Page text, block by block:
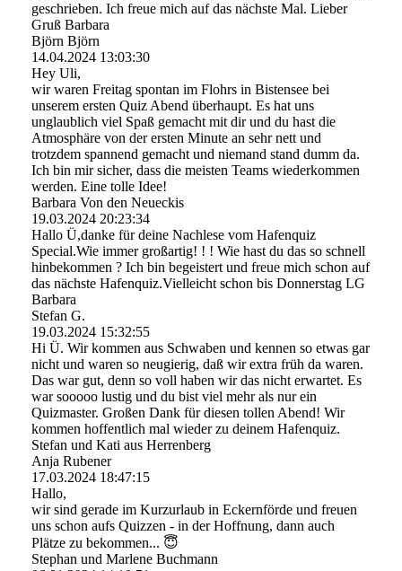
geschrieben. Ich freue mich auf das nächste Mal. Lieber
Gruß Barbara
Björn Björn
14.04.2024 13:03:30
Hey Uli,
wir waren Freitag spontan im Flohrs in Bistensee bei
unserem ersten Quiz Abend überhaupt. Es hat uns
unglaublich viel Spaß gemacht mit dir und du hast die
Atmosphäre von der ersten Minute an sehr nett und
trotzdem spannend gemacht und niemand stand dumm da.
Ich bin mir sicher, dass die meisten Teams wiederkommen
werden. Eine tolle Idee!
Barbara Von den Neueckis
19.03.2024 20:23:34
Hallo Ü,danke für deine Nachlese vom Hafenquiz
Special.Wie immer großartig! ! ! Wie hast du das so schnell
hinbekommen ? Ich bin begeistert und freue mich schon auf
das nächste Hafenquiz.Vielleicht schon bis Donnerstag LG
Barbara
Stefan G.
19.03.2024 15:32:55
Hi Ü. Wir kommen aus Schwaben und kennen so etwas gar
nicht und waren so neugierig, daß wir extra früh da waren.
Das war gut, denn so voll haben wir das nicht erwartet. Es
war sooooo lustig und du bist viel mehr als nur ein
Quizmaster. Großen Dank für diesen tollen Abend! Wir
kommen hoffentlich mal wieder zu deinem Hafenquiz.
Stefan und Kati aus Herrenberg
Anja Rubener
17.03.2024 18:47:15
Hallo,
wir sind gerade im Kurzurlaub in Eckernförde und freuen
uns schon aufs Quizzen - in der Hoffnung, dann auch
Plätze zu bekommen... 😇
Stephan und Marlene Buchmann